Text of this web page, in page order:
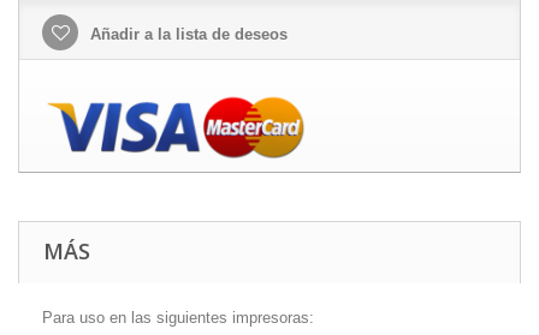
Añadir a la lista de deseos
MÁS
Para uso en las siguientes impresoras: